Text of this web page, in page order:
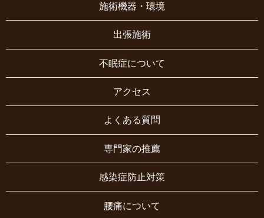
施術機器・環境
出張施術
不眠症について
アクセス
よくある質問
専門家の推薦
感染症防止対策
腰痛について